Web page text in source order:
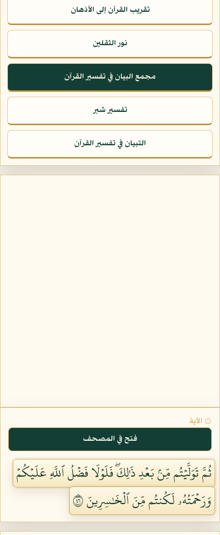
تقريب القرآن إلى الأذهان
نور الثقلين
مجمع البيان في تفسير القرآن
تفسير شبر
التبيان في تفسير القرآن
۞ الآية
فتح في المصحف
ثُمَّ تَوَلَّيۡتُم مِّنۢ بَعۡدِ ذَٰلِكَۖ فَلَوۡلَا فَضۡلُ ٱللَّهِ عَلَيۡكُمۡ
وَرَحۡمَتُهُۥ لَكُنتُم مِّنَ ٱلۡخَٰسِرِينَ ٦٤